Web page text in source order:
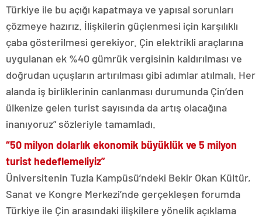
Türkiye ile bu açığı kapatmaya ve yapısal sorunları
çözmeye hazırız. İlişkilerin güçlenmesi için karşılıklı
çaba gösterilmesi gerekiyor. Çin elektrikli araçlarına
uygulanan ek %40 gümrük vergisinin kaldırılması ve
doğrudan uçuşların artırılması gibi adımlar atılmalı. Her
alanda iş birliklerinin canlanması durumunda Çin’den
ülkenize gelen turist sayısında da artış olacağına
inanıyoruz” sözleriyle tamamladı.
“50 milyon dolarlık ekonomik büyüklük ve 5 milyon
turist hedeflemeliyiz”
Üniversitenin Tuzla Kampüsü’ndeki Bekir Okan Kültür,
Sanat ve Kongre Merkezi’nde gerçekleşen forumda
Türkiye ile Çin arasındaki ilişkilere yönelik açıklama